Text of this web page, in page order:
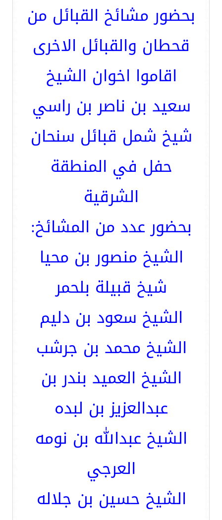
بحضور مشائخ القبائل من
قحطان والقبائل الاخرى
اقاموا اخوان الشيخ
سعيد بن ناصر بن راسي
شيخ شمل قبائل سنحان
حفل في المنطقة
الشرقية
بحضور عدد من المشائخ:
الشيخ منصور بن محيا
شيخ قبيلة بلحمر
الشيخ سعود بن دليم
الشيخ محمد بن جرشب
الشيخ العميد بندر بن
عبدالعزيز بن لبده
الشيخ عبدالله بن نومه
العرجي
الشيخ حسين بن جلاله